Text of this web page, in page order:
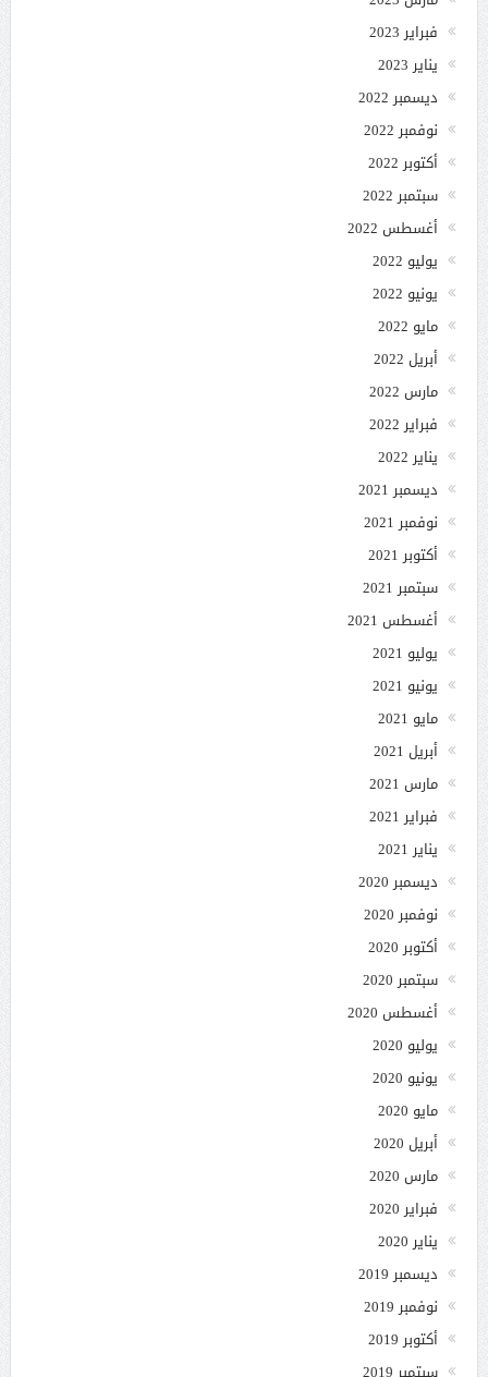
فبراير 2023
يناير 2023
ديسمبر 2022
نوفمبر 2022
أكتوبر 2022
سبتمبر 2022
أغسطس 2022
يوليو 2022
يونيو 2022
مايو 2022
أبريل 2022
مارس 2022
فبراير 2022
يناير 2022
ديسمبر 2021
نوفمبر 2021
أكتوبر 2021
سبتمبر 2021
أغسطس 2021
يوليو 2021
يونيو 2021
مايو 2021
أبريل 2021
مارس 2021
فبراير 2021
يناير 2021
ديسمبر 2020
نوفمبر 2020
أكتوبر 2020
سبتمبر 2020
أغسطس 2020
يوليو 2020
يونيو 2020
مايو 2020
أبريل 2020
مارس 2020
فبراير 2020
يناير 2020
ديسمبر 2019
نوفمبر 2019
أكتوبر 2019